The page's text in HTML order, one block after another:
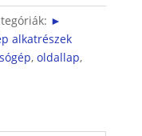
►
alkatrészek
, oldallap,